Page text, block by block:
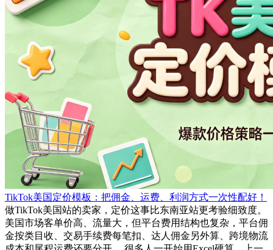
TikTok美国定价模板：把佣金、运费、利润方式一次性配好！
做TikTok美国站的卖家，定价这事比东南亚站更考验细致度。
美国市场客单价高、流量大，但平台费用结构也复杂，平台佣
金按类目收、交易手续费每笔扣、达人佣金另外算、跨境物流